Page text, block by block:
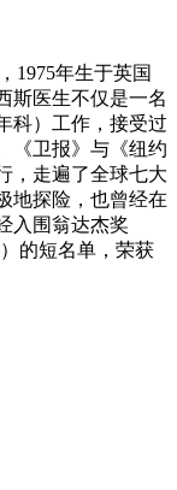
1975年生于英国
斯医生不仅是一名
科）工作，接受过
《卫报》与《纽约
，走遍了全球七大
地探险，也曾经在
入围翁达杰奖
）的短名单，荣获